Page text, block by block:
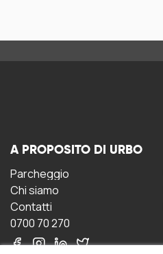
A PROPOSITO DI URBO
Parcheggio
Chi siamo
Contatti
0700 70 270